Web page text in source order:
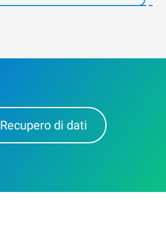
Recupero di dati